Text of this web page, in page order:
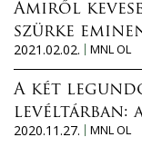
Amiről
szürke
2021.02.02.
MNL OL
A két
levéltárban:
2020.11.27.
MNL OL